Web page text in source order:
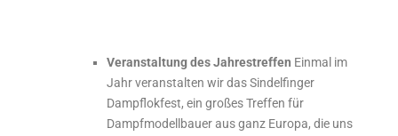
Veranstaltung des Jahrestreffen Einmal im
Jahr veranstalten wir das Sindelfinger
Dampflokfest, ein großes Treffen für
Dampfmodellbauer aus ganz Europa, die uns